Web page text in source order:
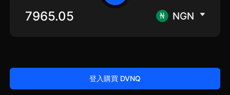
NGN
登入購買 DVNQ